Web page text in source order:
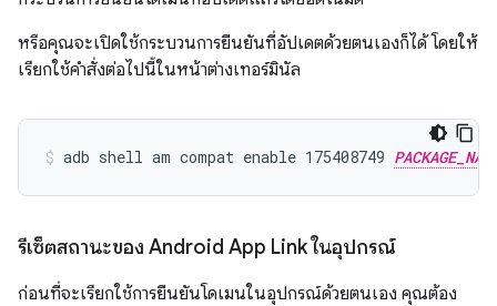
หรือคุณจะเปิดใช้กระบวนการยืนยันที่อัปเดตด้วยตนเองก็ได้ โดยให้
เรียกใช้คำสั่งต่อไปนี้ในหน้าต่างเทอร์มินัล
adb shell am compat enable 175408749
รีเซ็ตสถานะของ Android App Link ในอุปกรณ์
ก่อนที่จะเรียกใช้การยืนยันโดเมนในอุปกรณ์ด้วยตนเอง คุณต้อง